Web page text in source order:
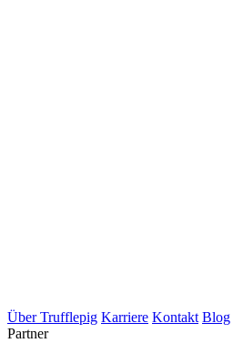
Über Trufflepig Karriere Kontakt Blog
Partner